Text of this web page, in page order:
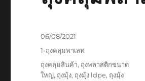
Posted
06/08/2021
Categories
1-ถุงคลุมพาเลท
Tags
ถุงคลุมสินค้า, ถุงพลาสติกขนาด
ใหญ่, ถุงมุ้ง, ถุงมุ้ง ldpe, ถุงมุ้ง